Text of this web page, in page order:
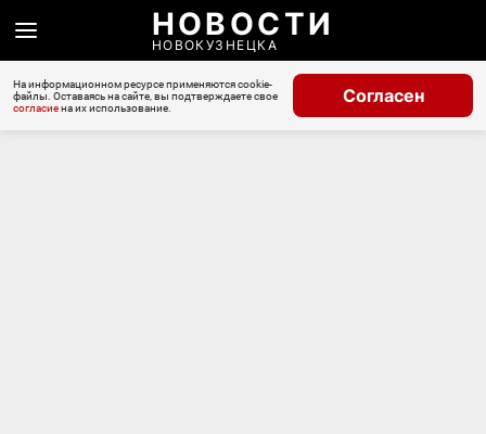
НОВОСТИ
НОВОКУЗНЕЦКА
На информационном ресурсе применяются cookie-
файлы. Оставаясь на сайте, вы подтверждаете свое
согласиена их использование.
Согласен